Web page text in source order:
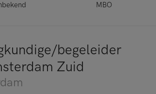
MBO
begeleider
Zuid